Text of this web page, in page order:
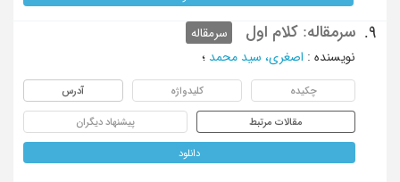
9. سرمقاله: کلام اول
سرمقاله
نویسنده : اصغری، سید محمد ؛
چکیده کلیدواژه آدرس
مقالات مرتبط پیشنهاد دیگران
دانلود